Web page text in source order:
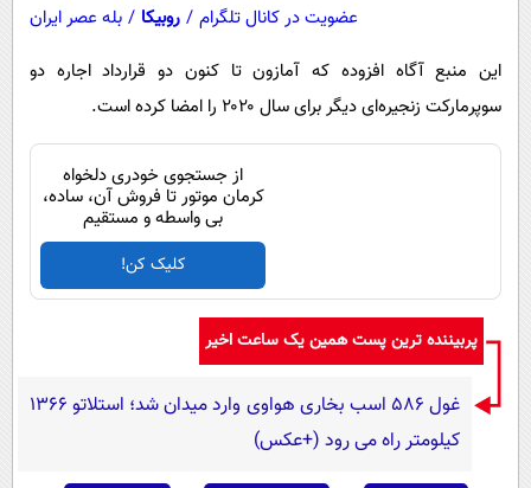
عضویت در کانال تلگرام / روبیکا / بله عصر ایران
این منبع آگاه افزوده که آمازون تا کنون دو قرارداد اجاره دو
سوپرمارکت زنجیره‌ای دیگر برای سال ۲۰۲۰ را امضا کرده است.
از جستجوی خودری دلخواه
کرمان موتور تا فروش آن، ساده،
بی واسطه و مستقیم
کلیک کن!
پربیننده ترین پست همین یک ساعت اخیر
غول 586 اسب بخاری هواوی وارد میدان شد؛ استلاتو 1366
کیلومتر راه می رود (+عکس)